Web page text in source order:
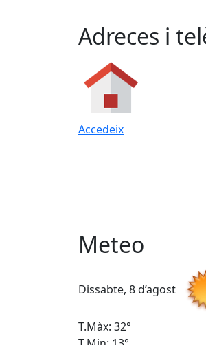
Adreces i
Accedeix
Meteo
Dissabte, 8 d’agost
T.Màx: 32°